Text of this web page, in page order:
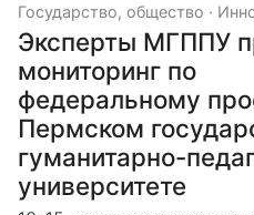
Государство, общество ·
Эксперты МГППУ
мониторинг по
федеральному
Пермском
гуманитарно-
университете